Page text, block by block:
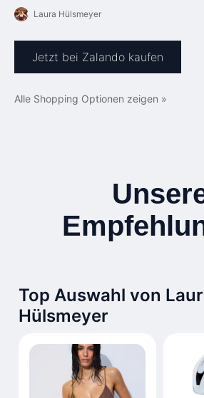
Laura Hülsmeyer
Jetzt bei Zalando kaufen
Alle Shopping Optionen zeigen »
Top Auswahl von
Hülsmeyer